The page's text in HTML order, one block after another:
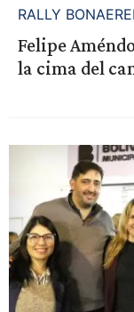
RALLY
Felipe
la cima del